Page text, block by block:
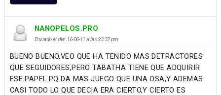
NANOPELOS.PRO
Enviado el día: 16-06-11 a las 23:32 pm
BUENO BUENO,VEO QUE HA TENIDO MAS DETRACTORES
QUE SEGUIDORES,PERO TABATHA TIENE QUE ADQUIRIR
ESE PAPEL PQ DA MAS JUEGO QUE UNA OSA,Y ADEMAS
CASI TODO LO QUE DECIA ERA CIERTO,Y CIERTO ES